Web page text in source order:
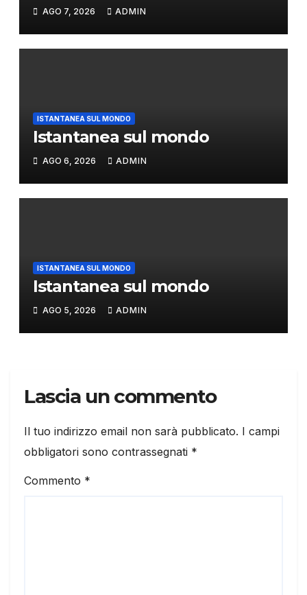
AGO 7, 2026 ADMIN
ISTANTANEA SUL MONDO
Istantanea sul mondo
AGO 6, 2026 ADMIN
ISTANTANEA SUL MONDO
Istantanea sul mondo
AGO 5, 2026 ADMIN
Lascia un commento
Il tuo indirizzo email non sarà pubblicato. I campi
obbligatori sono contrassegnati *
Commento *